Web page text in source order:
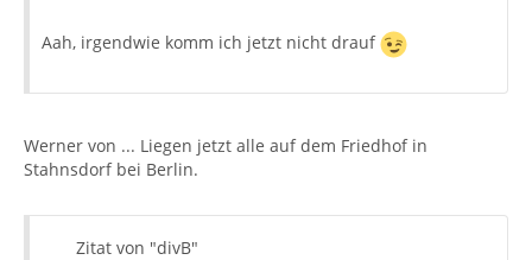
Aah, irgendwie komm ich jetzt nicht drauf
Werner von ... Liegen jetzt alle auf dem Friedhof in
Stahnsdorf bei Berlin.
Zitat von "divB"